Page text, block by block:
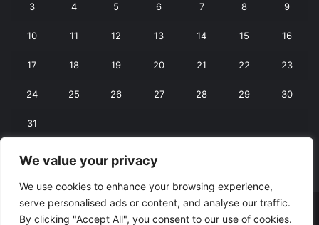
We value your privacy
We use cookies to enhance your browsing experience,
serve personalised ads or content, and analyse our traffic.
By clicking "Accept All", you consent to our use of cookies.
3 4 5 6 7 8 9
10 11 12 13 14 15 16
17 18 19 20 21 22 23
24 25 26 27 28 29 30
31
« dec. feb. »
© Copyright 2026, All Rights Reserved | RexNet